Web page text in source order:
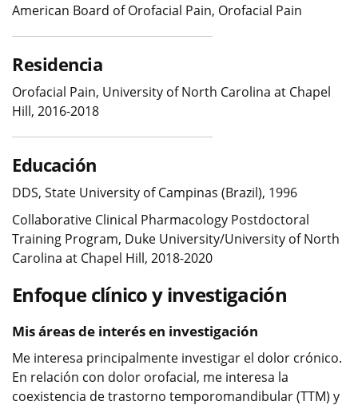
American Board of Orofacial Pain, Orofacial Pain
Residencia
Orofacial Pain, University of North Carolina at Chapel
Hill, 2016-2018
Educación
DDS, State University of Campinas (Brazil), 1996
Collaborative Clinical Pharmacology Postdoctoral
Training Program, Duke University/University of North
Carolina at Chapel Hill, 2018-2020
Enfoque clínico y investigación
Mis áreas de interés en investigación
Me interesa principalmente investigar el dolor crónico.
En relación con dolor orofacial, me interesa la
coexistencia de trastorno temporomandibular (TTM) y